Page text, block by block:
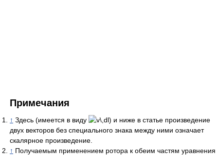
Примечания
↑ Здесь (имеется в виду
) и ниже в статье произведение
двух векторов без специального знака между ними означает
скалярное произведение.
↑ Получаемым применением ротора к обеим частям уравнения